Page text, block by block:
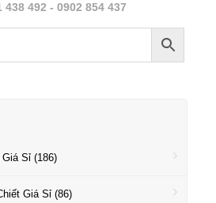
438 492 - 0902 854 437
Sỉ (186)
Giá Sỉ (86)